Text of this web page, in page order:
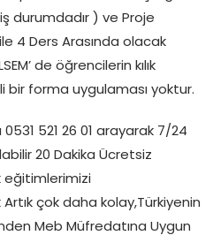
durumdadır ) ve Proje
4 Ders Arasında olacak
de öğrencilerin kılık
bir forma uygulaması yoktur.
0531 521 26 01 arayarak 7/24
20 Dakika Ücretsiz
eğitimlerimizi
çok daha kolay,Türkiyenin
Meb Müfredatına Uygun